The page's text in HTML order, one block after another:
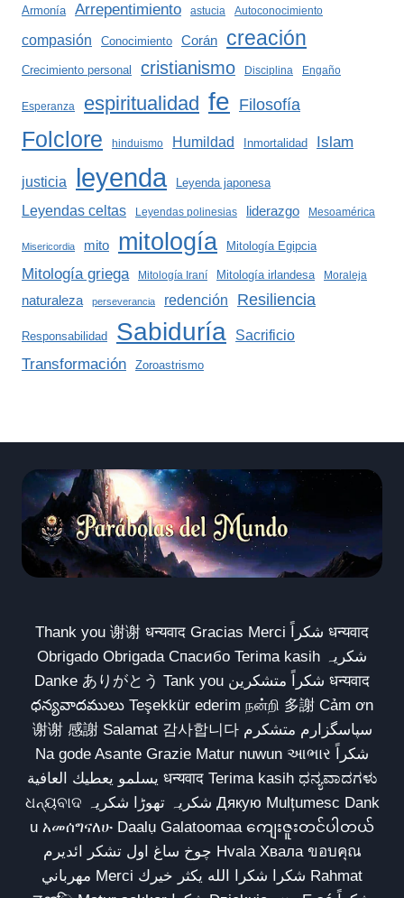
Armonía Arrepentimiento astucia Autoconocimiento
compasión Conocimiento Corán creación
Crecimiento personal cristianismo Disciplina Engaño
Esperanza espiritualidad fe Filosofía
Folclore hinduismo Humildad Inmortalidad Islam
justicia leyenda Leyenda japonesa
Leyendas celtas Leyendas polinesias liderazgo Mesoamérica
Misericordia mito mitología Mitología Egipcia
Mitología griega Mitología Iraní Mitología irlandesa Moraleja
naturaleza perseverancia redención Resiliencia
Responsabilidad Sabiduría Sacrificio
Transformación Zoroastrismo
Thank you 谢谢 धन्यवाद Gracias Merci شكراً धन्यवाद
Obrigado Obrigada Спасибо Terima kasih شکریہ
Danke ありがとう Tank you شكراً متشكرين धन्यवाद
ధన్యవాదములు Teşekkür ederim நன்றி 多謝 Cảm ơn
谢谢 感謝 Salamat 감사합니다 سپاسگزارم متشکرم
Na gode Asante Grazie Matur nuwun આભાર شكراً
يسلمو يعطيك العافية धन्यवाद Terima kasih ಧನ್ಯವಾದಗಳು
ଧନ୍ୟବାଦ شکریہ تھوڑا شکریہ Дякую Mulțumesc Dank
u አመሰግናለሁ Daalụ Galatoomaa ကျေးဇူးတင်ပါတယ်
چوخ ساغ اول تشکر ائدیرم Hvala Хвала ขอบคุณ
مهرباني Merci شكرا شكرا الله يكثر خيرك Rahmat